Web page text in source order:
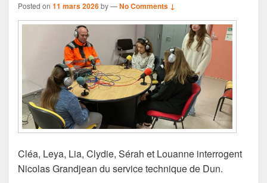
Posted on 11 mars 2026by—No Comments ↓
Cléa, Leya, Lia, Clydie, Sérah et Louanne interrogent
Nicolas Grandjean du service technique de Dun.